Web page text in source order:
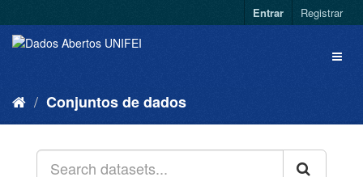
Entrar Registrar
Conjuntos de dados